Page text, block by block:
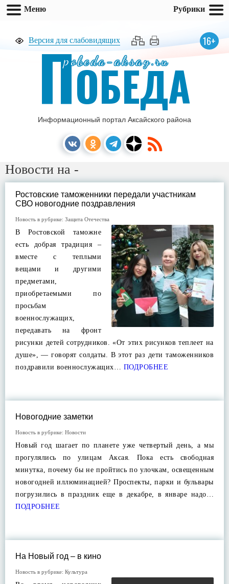
Версия для слабовидящих 16+
pobeda-aksay.ru
ПОБЕДА
Информационный портал Аксайского района
Новости на -
Ростовские таможенники передали участникам
СВО новогодние поздравления
Новость в рубрике: Защита Отечества
В Ростовской таможне
есть добрая традиция –
вместе с теплыми
вещами и другими
предметами,
приобретаемыми по
просьбам
военнослужащих,
передавать на фронт
рисунки детей сотрудников. «От этих рисунков теплеет на
душе», — говорят солдаты. В этот раз дети таможенников
поздравили военнослужащих… ПОДРОБНЕЕ
Новогодние заметки
Новость в рубрике: Новости
Новый год шагает по планете уже четвертый день, а мы
прогулялись по улицам Аксая. Пока есть свободная
минутка, почему бы не пройтись по улочкам, освещенным
новогодней иллюминацией? Проспекты, парки и бульвары
погрузились в праздник еще в декабре, в январе надо…
ПОДРОБНЕЕ
На Новый год – в кино
Новость в рубрике: Культура
Меню Рубрики